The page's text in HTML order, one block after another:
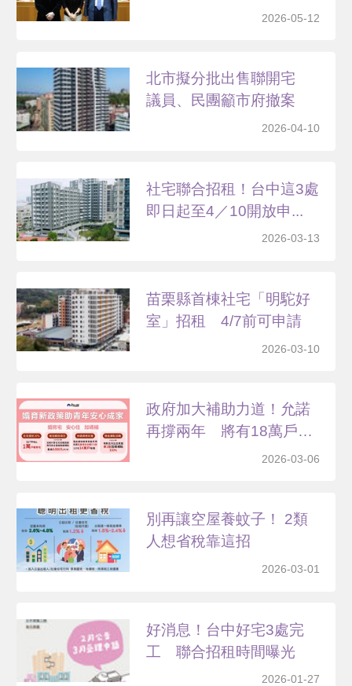
2026-05-12
北市擬分批出售聯開宅
議員、民團籲市府撤案
2026-04-10
社宅聯合招租！台中這3處
即日起至4／10開放申...
2026-03-13
苗栗縣首棟社宅「明駝好
室」招租 4/7前可申請
2026-03-10
政府加大補助力道！允諾
再撐兩年 將有18萬戶
2026-03-06
別再讓空屋養蚊子！ 2類
人想省稅靠這招
2026-03-01
好消息！台中好宅3處完
工 聯合招租時間曝光
2026-01-27